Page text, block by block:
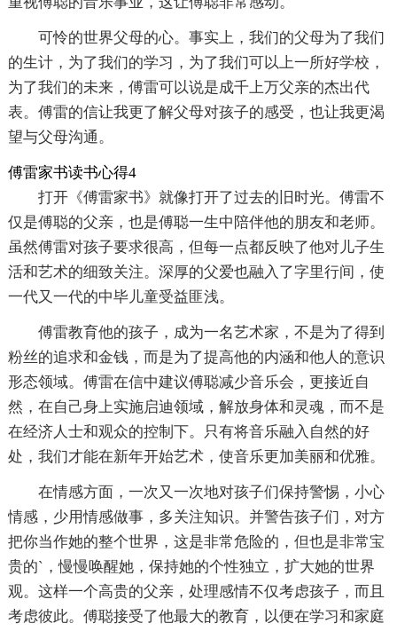
可怜的世界父母的心。事实上，我们的父母为了我们
的生计，为了我们的学习，为了我们可以上一所好学校，
为了我们的未来，傅雷可以说是成千上万父亲的杰出代
表。傅雷的信让我更了解父母对孩子的感受，也让我更渴
望与父母沟通。
傅雷家书读书心得4
打开《傅雷家书》就像打开了过去的旧时光。傅雷不
仅是傅聪的父亲，也是傅聪一生中陪伴他的朋友和老师。
虽然傅雷对孩子要求很高，但每一点都反映了他对儿子生
活和艺术的细致关注。深厚的父爱也融入了字里行间，使
一代又一代的中毕儿童受益匪浅。
傅雷教育他的孩子，成为一名艺术家，不是为了得到
粉丝的追求和金钱，而是为了提高他的内涵和他人的意识
形态领域。傅雷在信中建议傅聪减少音乐会，更接近自
然，在自己身上实施启迪领域，解放身体和灵魂，而不是
在经济人士和观众的控制下。只有将音乐融入自然的好
处，我们才能在新年开始艺术，使音乐更加美丽和优雅。
在情感方面，一次又一次地对孩子们保持警惕，小心
情感，少用情感做事，多关注知识。并警告孩子们，对方
把你当作她的整个世界，这是非常危险的，但也是非常宝
贵的`，慢慢唤醒她，保持她的个性独立，扩大她的世界
观。这样一个高贵的父亲，处理感情不仅考虑孩子，而且
考虑彼此。傅聪接受了他最大的教育，以便在学习和家庭